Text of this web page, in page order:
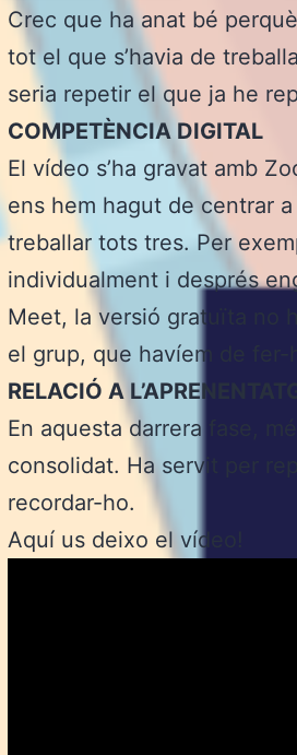
Crec que ha anat bé
tot el que s’havia de
seria repetir el que ja he
COMPETÈNCIA DIGITAL
El vídeo s’ha gravat amb
ens hem hagut de centrar
treballar tots tres. Per
individualment i després
Meet, la versió gratuïta no
el grup, que havíem de fer-
RELACIÓ A
En aquesta darrera fase,
consolidat. Ha servit per
recordar-ho.
Aquí us deixo el vídeo!